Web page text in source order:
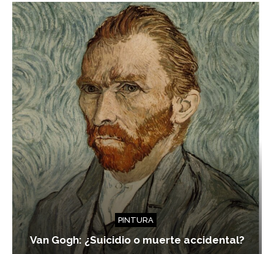
PINTURA
Van Gogh: ¿Suicidio o muerte accidental?